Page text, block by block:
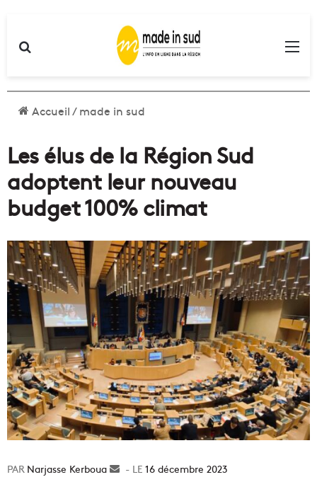
Accueil/made in sud
Les élus de la Région Sud
adoptent leur nouveau
budget 100% climat
Narjasse Kerboua
Envoyer16 décembre 2023